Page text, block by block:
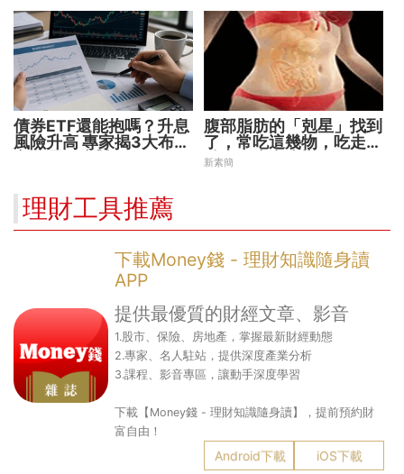
債券ETF還能抱嗎？升息
風險升高 專家揭3大布局
腹部脂肪的「剋星」找到
了，常吃這幾物，吃走大
肚囊，瘦出小蠻腰
新素簡
理財工具推薦
下載Money錢 - 理財知識隨身讀
APP
提供最優質的財經文章、影音
1.股市、保險、房地產，掌握最新財經動態
2.專家、名人駐站，提供深度產業分析
3.課程、影音專區，讓動手深度學習
下載【Money錢 - 理財知識隨身讀】，提前預約財
富自由！
Android下載 iOS下載